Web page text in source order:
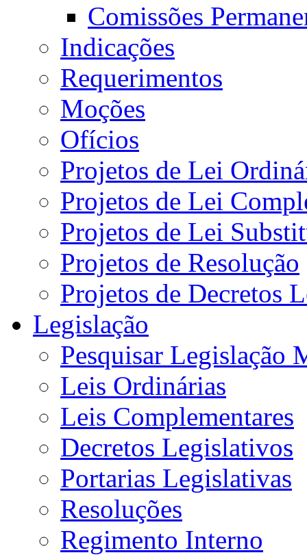
Comissões
Indicações
Requerimentos
Moções
Ofícios
Projetos de Lei
Projetos de Lei
Projetos de Lei
Projetos de Resolução
Projetos de Decretos
Legislação
Pesquisar Legislação
Leis Ordinárias
Leis Complementares
Decretos Legislativos
Portarias Legislativas
Resoluções
Regimento Interno